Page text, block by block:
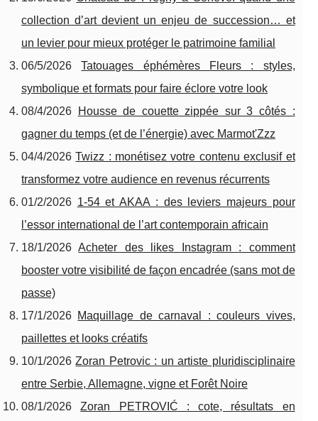
collection d’art devient un enjeu de succession… et
un levier pour mieux protéger le patrimoine familial
06/5/2026Tatouages éphémères Fleurs : styles,
symbolique et formats pour faire éclore votre look
08/4/2026
Housse de couette zippée sur 3 côtés :
gagner du temps (et de l’énergie) avec Marmot'Zzz
04/4/2026Twizz : monétisez votre contenu exclusif et
transformez votre audience en revenus récurrents
01/2/2026 1-54 et AKAA : des leviers majeurs pour
l’essor international de l’art contemporain africain
18/1/2026Acheter des likes Instagram : comment
booster votre visibilité de façon encadrée (sans mot de
passe)
17/1/2026 Maquillage de carnaval : couleurs vives,
paillettes et looks créatifs
10/1/2026Zoran Petrovic : un artiste pluridisciplinaire
entre Serbie, Allemagne, vigne et Forêt Noire
08/1/2026Zoran PETROVIĆ : cote, résultats en